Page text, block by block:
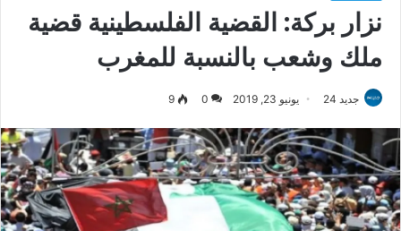
نزار بركة: القضية الفلسطينية قضية
ملك وشعب بالنسبة للمغرب
جديد 24 يونيو 23, 2019 0
9